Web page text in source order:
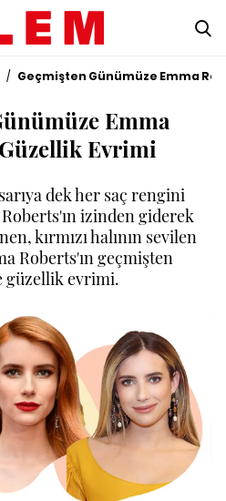
/ Geçmişten Günümüze Emma
Emma
Evrimi
dek her saç rengini
Roberts'ın izinden giderek
kırmızı halının sevilen
Roberts'ın geçmişten
güzellik evrimi.